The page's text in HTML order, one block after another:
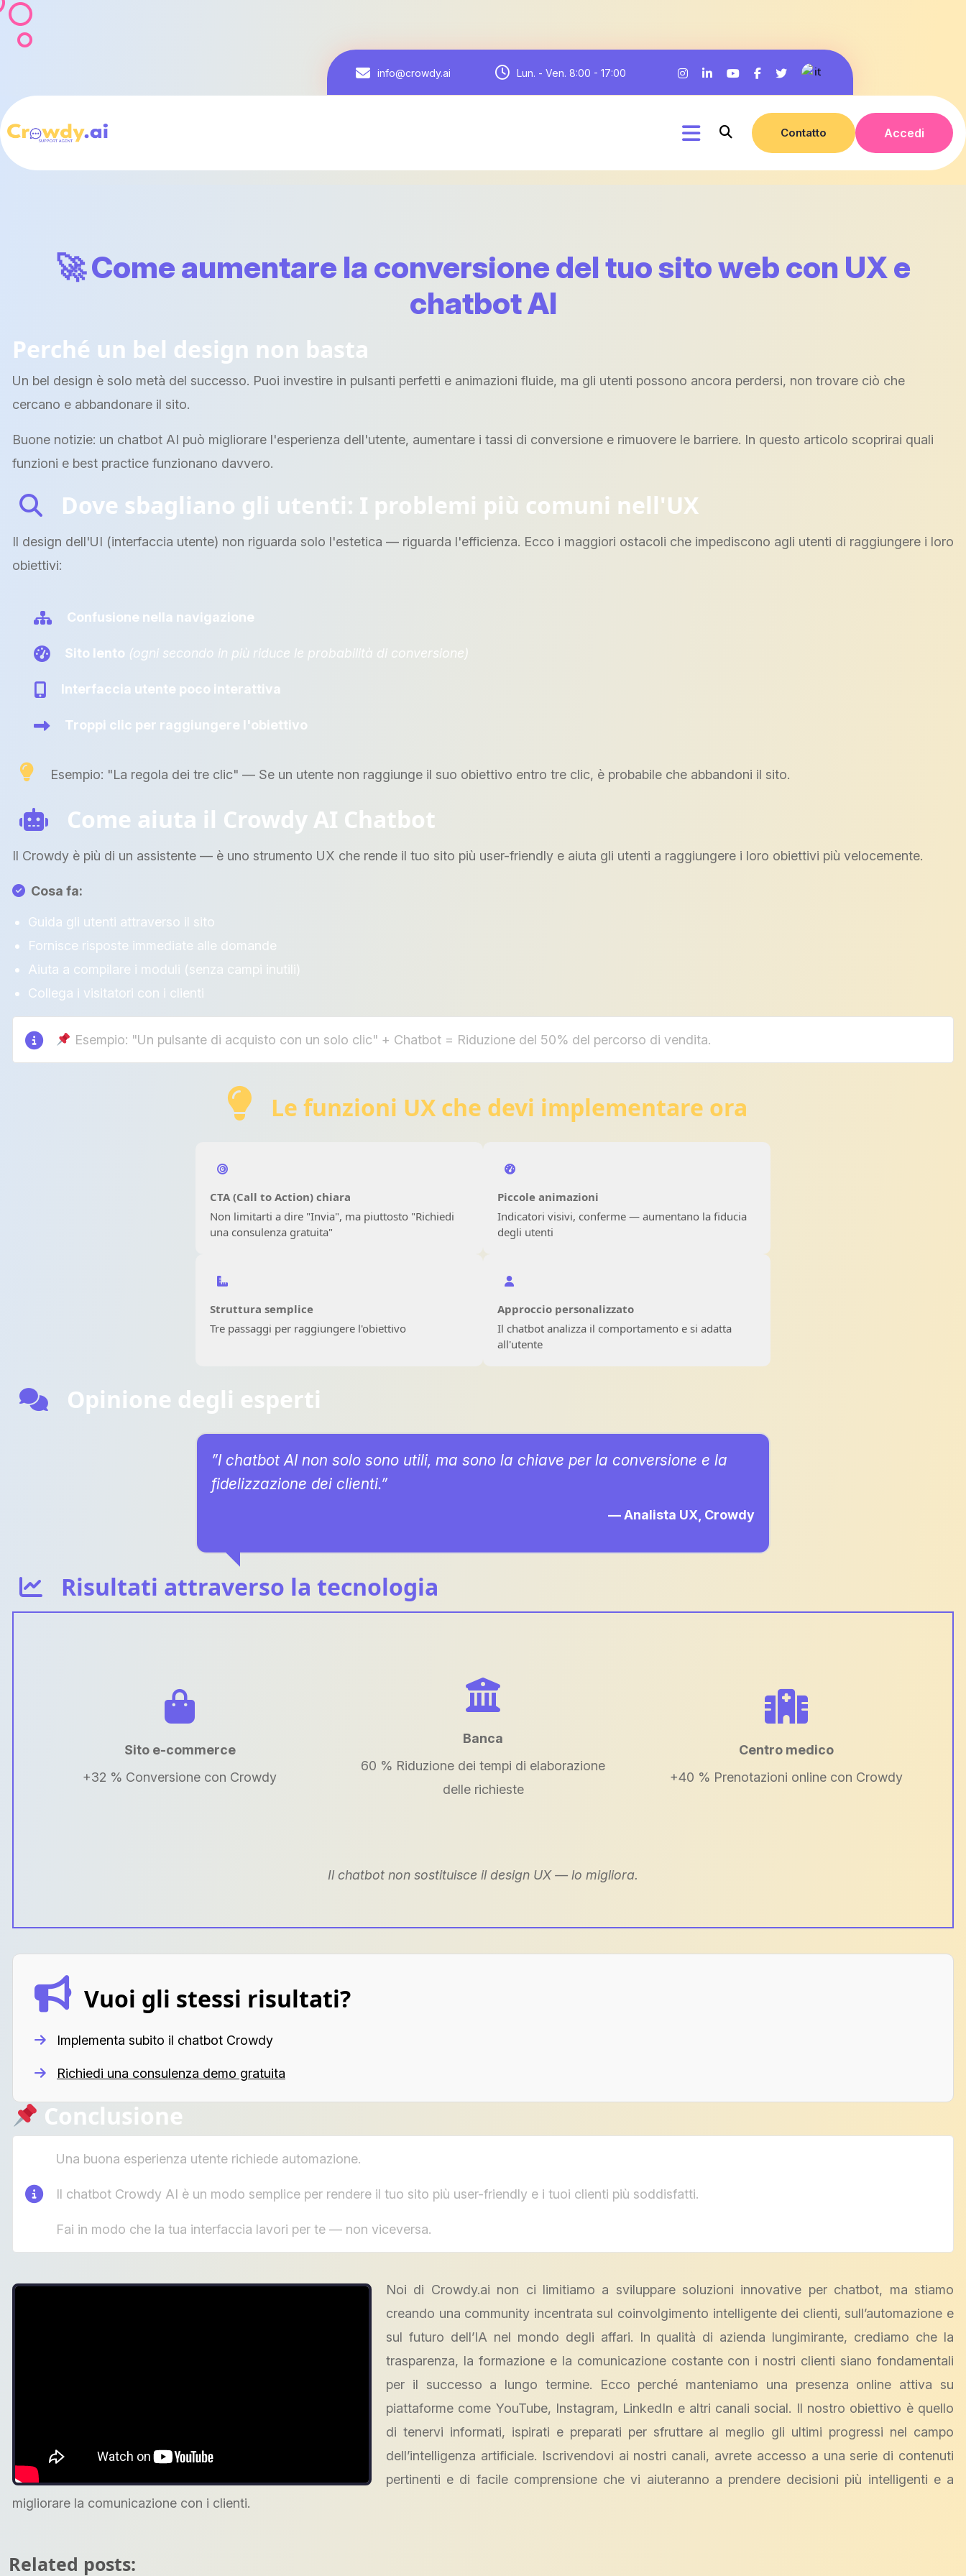
info@crowdy.ai Lun. - Ven. 8:00 - 17:00
Contatto Accedi
🚀 Come aumentare la conversione del tuo sito web con UX e
chatbot AI
Perché un bel design non basta
Un bel design è solo metà del successo. Puoi investire in pulsanti perfetti e animazioni fluide, ma gli utenti possono ancora perdersi, non trovare ciò che
cercano e abbandonare il sito.
Buone notizie: un chatbot AI può migliorare l'esperienza dell'utente, aumentare i tassi di conversione e rimuovere le barriere. In questo articolo scoprirai quali
funzioni e best practice funzionano davvero.
Dove sbagliano gli utenti: I problemi più comuni nell'UX
Il design dell'UI (interfaccia utente) non riguarda solo l'estetica — riguarda l'efficienza. Ecco i maggiori ostacoli che impediscono agli utenti di raggiungere i loro
obiettivi:
Confusione nella navigazione
Sito lento (ogni secondo in più riduce le probabilità di conversione)
Interfaccia utente poco interattiva
Troppi clic per raggiungere l'obiettivo
Esempio: "La regola dei tre clic" — Se un utente non raggiunge il suo obiettivo entro tre clic, è probabile che abbandoni il sito.
Come aiuta il Crowdy AI Chatbot
Il Crowdy è più di un assistente — è uno strumento UX che rende il tuo sito più user-friendly e aiuta gli utenti a raggiungere i loro obiettivi più velocemente.
Cosa fa:
Guida gli utenti attraverso il sito
Fornisce risposte immediate alle domande
Aiuta a compilare i moduli (senza campi inutili)
Collega i visitatori con i clienti
Esempio: "Un pulsante di acquisto con un solo clic" + Chatbot = Riduzione del 50% del percorso di vendita.
Le funzioni UX che devi implementare ora
CTA (Call to Action) chiara
Non limitarti a dire "Invia", ma piuttosto "Richiedi
una consulenza gratuita"
Piccole animazioni
Indicatori visivi, conferme — aumentano la fiducia
degli utenti
Struttura semplice
Tre passaggi per raggiungere l'obiettivo
Approccio personalizzato
Il chatbot analizza il comportamento e si adatta
all'utente
Opinione degli esperti
”I chatbot AI non solo sono utili, ma sono la chiave per la conversione e la
fidelizzazione dei clienti.”
— Analista UX, Crowdy
Risultati attraverso la tecnologia
Sito e-commerce
+32 % Conversione con Crowdy
Banca
60 % Riduzione dei tempi di elaborazione
delle richieste
Centro medico
+40 % Prenotazioni online con Crowdy
Il chatbot non sostituisce il design UX — lo migliora.
Vuoi gli stessi risultati?
Implementa subito il chatbot Crowdy
Richiedi una consulenza demo gratuita
Conclusione
Una buona esperienza utente richiede automazione.
Il chatbot Crowdy AI è un modo semplice per rendere il tuo sito più user-friendly e i tuoi clienti più soddisfatti.
Fai in modo che la tua interfaccia lavori per te — non viceversa.
Noi di Crowdy.ai non ci limitiamo a sviluppare soluzioni innovative per chatbot, ma stiamo
creando una community incentrata sul coinvolgimento intelligente dei clienti, sull’automazione e
sul futuro dell’IA nel mondo degli affari. In qualità di azienda lungimirante, crediamo che la
trasparenza, la formazione e la comunicazione costante con i nostri clienti siano fondamentali
per il successo a lungo termine. Ecco perché manteniamo una presenza online attiva su
piattaforme come YouTube, Instagram, LinkedIn e altri canali social. Il nostro obiettivo è quello
di tenervi informati, ispirati e preparati per sfruttare al meglio gli ultimi progressi nel campo
dell’intelligenza artificiale. Iscrivendovi ai nostri canali, avrete accesso a una serie di contenuti
pertinenti e di facile comprensione che vi aiuteranno a prendere decisioni più intelligenti e a
migliorare la comunicazione con i clienti.
Related posts: